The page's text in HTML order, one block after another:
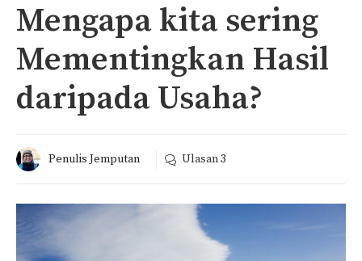
Mengapa kita sering
Mementingkan Hasil
daripada Usaha?
Penulis Jemputan Ulasan3